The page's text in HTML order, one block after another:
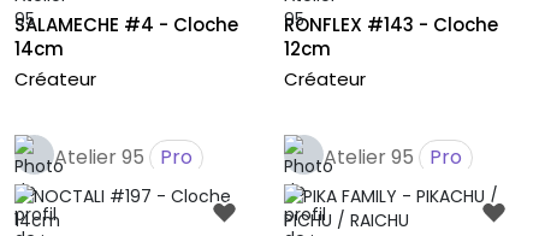
SALAMECHE #4 - Cloche
14cm
Créateur
RONFLEX #143 - Cloche
12cm
Créateur
Atelier 95 Pro Atelier 95 Pro